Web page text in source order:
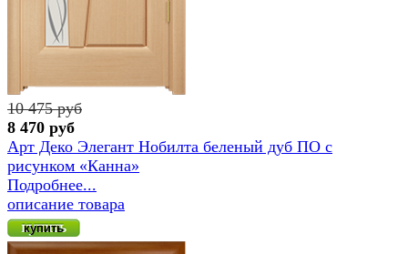
10 475 руб
8 470 руб
Арт Деко Элегант Нобилта беленый дуб ПО с
рисунком «Канна»
Подробнее...
описание товара